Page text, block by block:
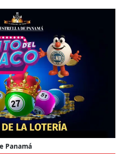
Panamá